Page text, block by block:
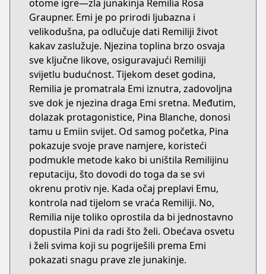
otome igre—zla junakinja Remilia Rosa
Graupner. Emi je po prirodi ljubazna i
velikodušna, pa odlučuje dati Remiliji život
kakav zaslužuje. Njezina toplina brzo osvaja
sve ključne likove, osiguravajući Remiliji
svijetlu budućnost. Tijekom deset godina,
Remilia je promatrala Emi iznutra, zadovoljna
sve dok je njezina draga Emi sretna. Međutim,
dolazak protagonistice, Pina Blanche, donosi
tamu u Emiin svijet. Od samog početka, Pina
pokazuje svoje prave namjere, koristeći
podmukle metode kako bi uništila Remilijinu
reputaciju, što dovodi do toga da se svi
okrenu protiv nje. Kada očaj preplavi Emu,
kontrola nad tijelom se vraća Remiliji. No,
Remilia nije toliko oprostila da bi jednostavno
dopustila Pini da radi što želi. Obećava osvetu
i želi svima koji su pogriješili prema Emi
pokazati snagu prave zle junakinje.